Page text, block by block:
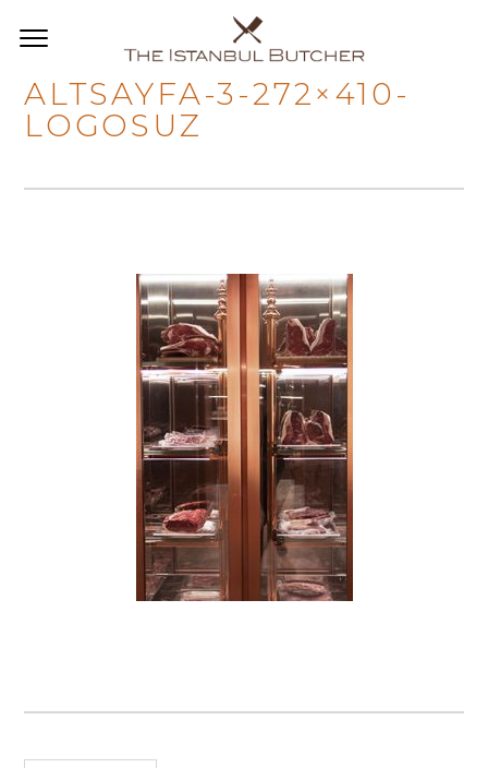
ALTSAYFA-3-272×410-
LOGOSUZ